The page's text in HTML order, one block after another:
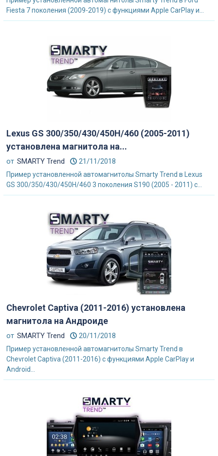
Fiesta 7 поколения (2009-2019) с функциями Apple CarPlay и...
Lexus GS 300/350/430/450H/460 (2005-2011)
установлена магнитола на...
от SMARTY Trend 21/11/2018
Пример установленной автомагнитолы Smarty Trend в Lexus
GS 300/350/430/450H/460 3 поколения S190 (2005 - 2011) с...
Chevrolet Captiva (2011-2016) установлена
магнитола на Андроиде
от SMARTY Trend 20/11/2018
Пример установленной автомагнитолы Smarty Trend в
Chevrolet Captiva (2011-2016) с функциями Apple CarPlay и
Android...